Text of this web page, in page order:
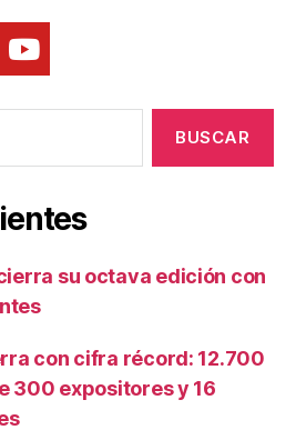
su octava edición con
con cifra récord: 12.700
300 expositores y 16